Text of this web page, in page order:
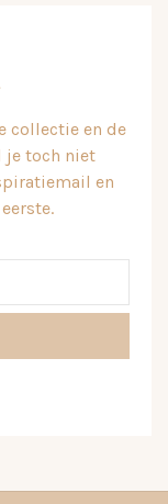
collectie en de
je toch niet
en